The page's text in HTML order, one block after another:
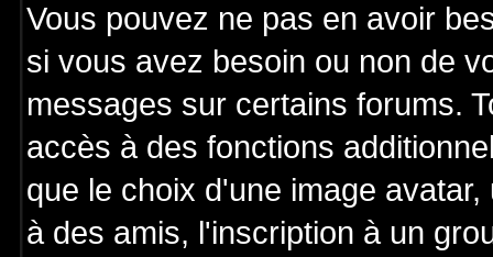
Vous pouvez ne pas en avoir
si vous avez besoin ou non de
messages sur certains forums.
accès à des fonctions
que le choix d'une image
à des amis, l'inscription à un